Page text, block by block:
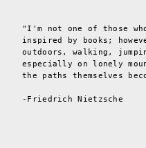
"I'm not one of those
inspired by books;
outdoors, walking,
especially on lonely
the paths themselves
-Friedrich Nietzsche